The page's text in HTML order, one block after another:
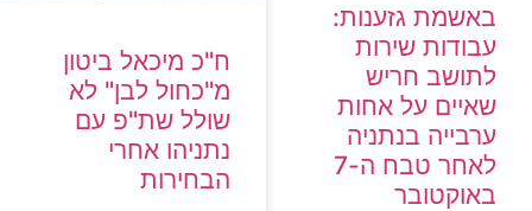
באשמת גזענות:
עבודות שירות
לתושב חריש
שאיים על אחות
ערבייה בנתניה
לאחר טבח ה-7
באוקטובר
ח"כ מיכאל ביטון
מ"כחול לבן" לא
שולל שת"פ עם
נתניהו אחרי
הבחירות